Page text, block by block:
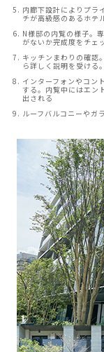
内廊下設計によりプラ
チが高級感のあるホテ
N様邸の内覧の様子。
がないか完成度をチェッ
キッチンまわりの確認
ら詳しく説明を受ける。
インターフォンやコン
する。内覧中にはエン
出される
ルーフバルコニーやガ